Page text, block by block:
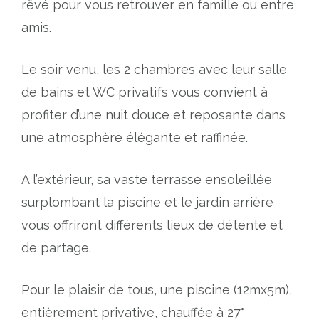
rêvé pour vous retrouver en famille ou entre
amis.
Le soir venu, les 2 chambres avec leur salle
de bains et WC privatifs vous convient à
profiter d’une nuit douce et reposante dans
une atmosphère élégante et raffinée.
A l’extérieur, sa vaste terrasse ensoleillée
surplombant la piscine et le jardin arrière
vous offriront différents lieux de détente et
de partage.
Pour le plaisir de tous, une piscine (12mx5m),
entièrement privative, chauffée à 27°